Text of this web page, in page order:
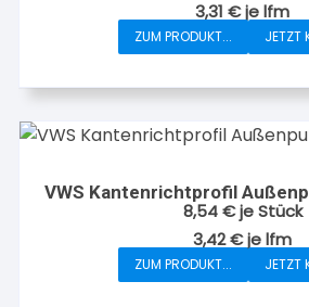
3,31€jelfm
ZUM PRODUKT... JETZT
VWS Kantenrichtprofil
8,54€je Stück
3,42€jelfm
ZUM PRODUKT... JETZT